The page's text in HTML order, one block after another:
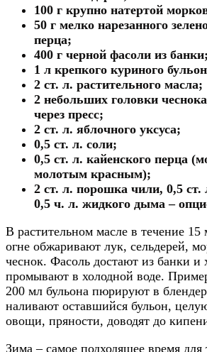
100 г крупно натертой
50 г мелко нарезанного
перца;
400 г черной фасоли из банки;
1 л крепкого куриного
2 ст. л. растительного масла;
2 небольших головки
через пресс;
2 ст. л. яблочного уксуса;
0,5 ст. л. соли;
0,5 ст. л. кайенского перца
молотым красным);
2 ст. л. порошка чили, 0,5
0,5 ч. л. жидкого дыма –
В растительном масле в течение
огне обжаривают лук, сельдерей,
чеснок. Фасоль достают из банки и
промывают в холодной воде.
200 мл бульона пюрируют в
наливают оставшийся бульон,
овощи, пряности, доводят до
Зима – самое подходящее время для